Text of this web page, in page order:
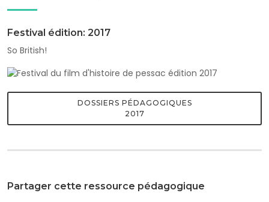
Festival édition: 2017
So British!
DOSSIERS PÉDAGOGIQUES
2017
Partager cette ressource pédagogique